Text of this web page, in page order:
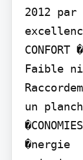
2012 par
Faible
un
�nergie